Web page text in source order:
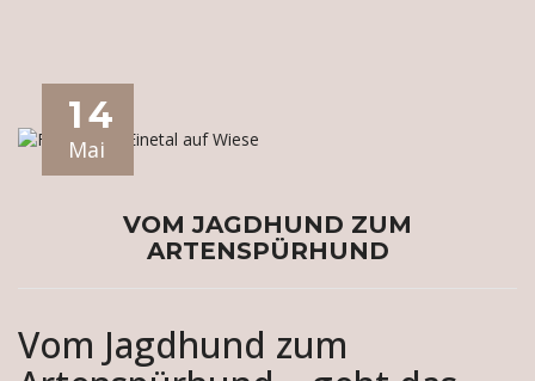
14
Mai
VOM JAGDHUND ZUM
ARTENSPÜRHUND
Vom Jagdhund zum